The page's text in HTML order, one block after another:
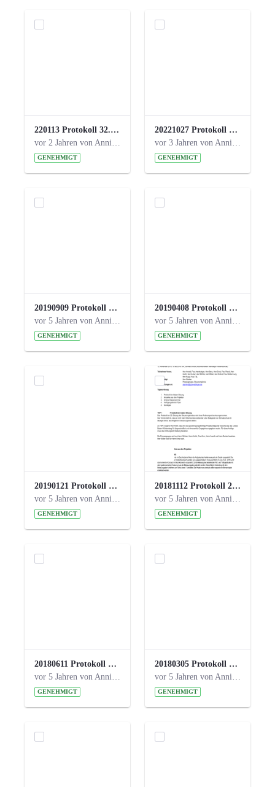
220113 Protokoll 32. Steuerungskreis.pdf
vor 2 Jahren von Anni Schlumberger
GENEHMIGT
20221027 Protokoll 34. Steuerungskreis.pdf
vor 3 Jahren von Anni Schlumberger
GENEHMIGT
20190909 Protokoll 27. Steuerungskreis.pdf
vor 5 Jahren von Anni Schlumberger
GENEHMIGT
20190408 Protokoll 26. Steuerungskreis.pdf
vor 5 Jahren von Anni Schlumberger
GENEHMIGT
20190121 Protokoll 25. Steuerungskreis.pdf
vor 5 Jahren von Anni Schlumberger
GENEHMIGT
20181112 Protokoll 24. Steuerungskreis.pdf
vor 5 Jahren von Anni Schlumberger
GENEHMIGT
20180611 Protokoll 23. Steuerungskreis.pdf
vor 5 Jahren von Anni Schlumberger
GENEHMIGT
20180305 Protokoll 22. Steuerungskreis.pdf
vor 5 Jahren von Anni Schlumberger
GENEHMIGT